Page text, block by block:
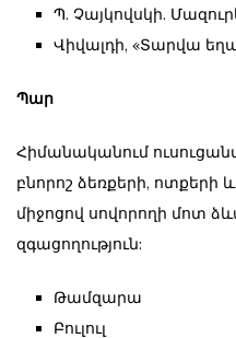
Պ. Չայկովսկի.
Վիվալդի, «Տարվա
Պար
Հիմանականում
բնորոշ ձեռքերի, ոտքերի
միջոցով սովորողի մոտ
զգացողություն:
Թամզարա
Բուլուլ